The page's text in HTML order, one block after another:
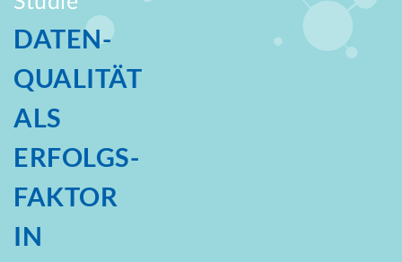
DATEN­
QUALITÄT
ALS
ERFOLGS­
FAKTOR
IN